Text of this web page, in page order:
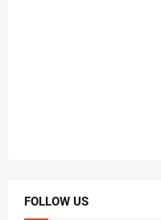
FOLLOW US